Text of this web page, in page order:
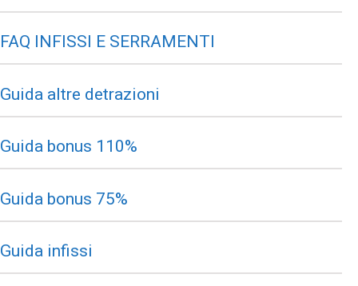
FAQ INFISSI E SERRAMENTI
Guida altre detrazioni
Guida bonus 110%
Guida bonus 75%
Guida infissi